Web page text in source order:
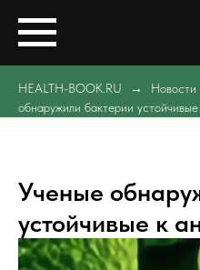
HEALTH-BOOK.RU Новости
обнаружили бактерии
Ученые
устойчивые к